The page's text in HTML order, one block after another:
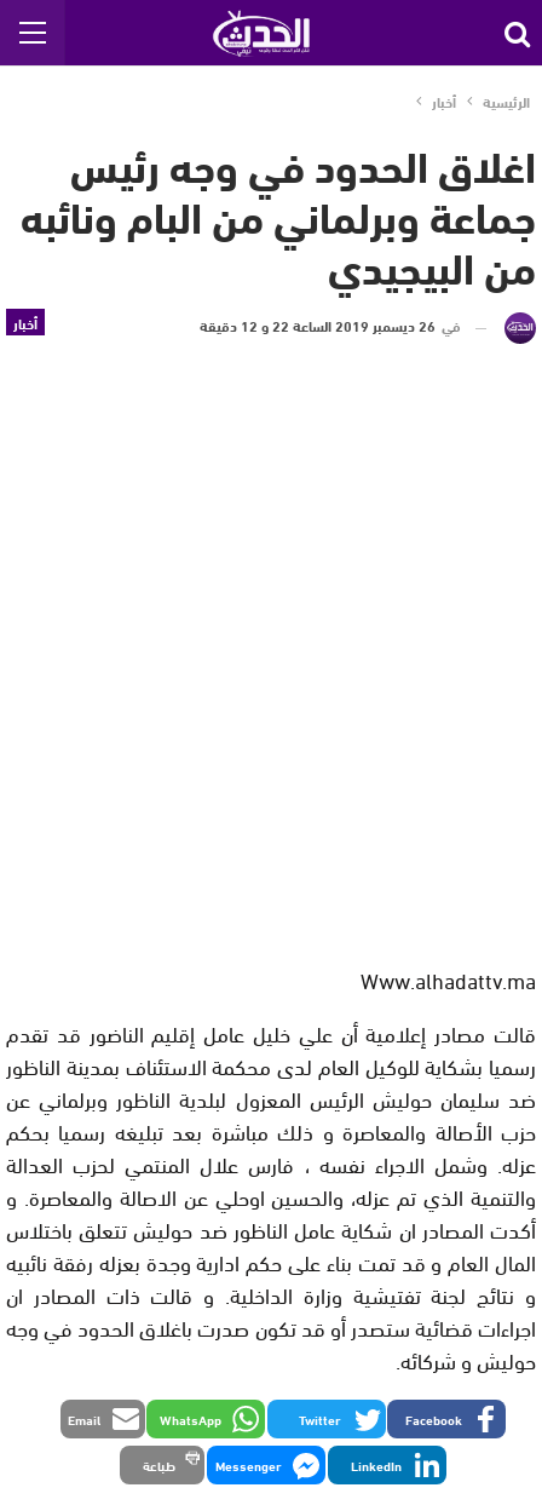
الرئيسية أخبار
اغلاق الحدود في وجه رئيس
جماعة وبرلماني من البام ونائبه
من البيجيدي
أخبار في 26 ديسمبر 2019 الساعة 22 و 12 دقيقة
Www.alhadattv.ma
قالت مصادر إعلامية أن علي خليل عامل إقليم الناضور قد تقدم
رسميا بشكاية للوكيل العام لدى محكمة الاستئناف بمدينة الناظور
ضد سليمان حوليش الرئيس المعزول لبلدية الناظور وبرلماني عن
حزب الأصالة والمعاصرة و ذلك مباشرة بعد تبليغه رسميا بحكم
عزله. وشمل الاجراء نفسه ، فارس علال المنتمي لحزب العدالة
والتنمية الذي تم عزله، والحسين اوحلي عن الاصالة والمعاصرة. و
أكدت المصادر ان شكاية عامل الناظور ضد حوليش تتعلق باختلاس
المال العام و قد تمت بناء على حكم ادارية وجدة بعزله رفقة نائبيه
و نتائج لجنة تفتيشية وزارة الداخلية. و قالت ذات المصادر ان
اجراءات قضائية ستصدر أو قد تكون صدرت باغلاق الحدود في وجه
حوليش و شركائه.
Facebook
Twitter
WhatsApp
Email
LinkedIn
Messenger طباعة